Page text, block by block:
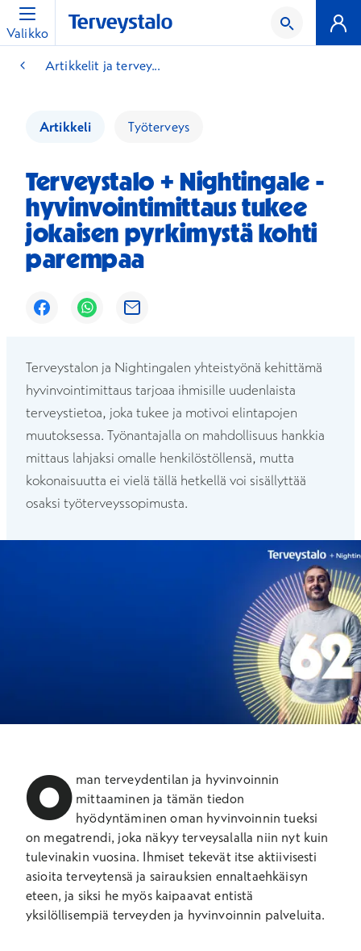
Valikko
Artikkelit ja tervey...
Artikkeli Työterveys
Terveystalo + Nightingale -
hyvinvointimittaus tukee
jokaisen pyrkimystä kohti
parempaa
Avautuu uuteen ikkunaan
Avautuu uuteen ikkunaan
Avautuu uuteen ikkunaan
Terveystalon ja Nightingalen yhteistyönä kehittämä
hyvinvointimittaus tarjoaa ihmisille uudenlaista
terveystietoa, joka tukee ja motivoi elintapojen
muutoksessa. Työnantajalla on mahdollisuus hankkia
mittaus lahjaksi omalle henkilöstöllensä, mutta
kokonaisuutta ei vielä tällä hetkellä voi sisällyttää
osaksi työterveyssopimusta.
O man terveydentilan ja hyvinvoinnin
mittaaminen ja tämän tiedon
hyödyntäminen oman hyvinvoinnin tueksi
on megatrendi, joka näkyy terveysalalla niin nyt kuin
tulevinakin vuosina. Ihmiset tekevät itse aktiivisesti
asioita terveytensä ja sairauksien ennaltaehkäisyn
eteen, ja siksi he myös kaipaavat entistä
yksilöllisempiä terveyden ja hyvinvoinnin palveluita.